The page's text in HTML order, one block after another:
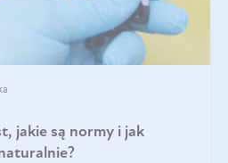
jakie są normy i jak